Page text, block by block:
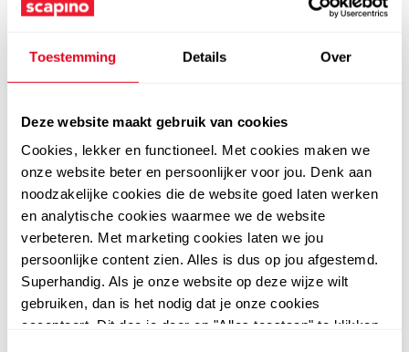
Toestemming Details Over
Deze website maakt gebruik van cookies
Cookies, lekker en functioneel. Met cookies maken we
onze website beter en persoonlijker voor jou. Denk aan
noodzakelijke cookies die de website goed laten werken
en analytische cookies waarmee we de website
verbeteren. Met marketing cookies laten we jou
persoonlijke content zien. Alles is dus op jou afgestemd.
Superhandig. Als je onze website op deze wijze wilt
gebruiken, dan is het nodig dat je onze cookies
accepteert. Dit doe je door op "Alles toestaan" te klikken.
5,0
TwoDay
TwoDay dames T-shirt
met opdruk zwart
TwoDay
TwoDay dames T-shirt
met backprint roze